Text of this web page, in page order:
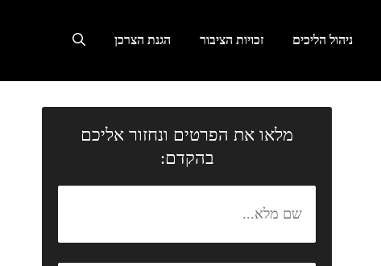
ניהול הליכים זכויות הציבור הגנת הצרכן
מלאו את הפרטים ונחזור אליכם
בהקדם: